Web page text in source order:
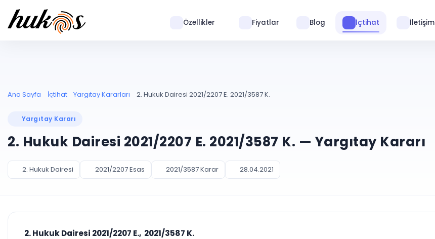
Özellikler Fiyatlar Blog İçtihat İletişim
Ana Sayfa İçtihat Yargıtay Kararları 2. Hukuk Dairesi 2021/2207 E. 2021/3587 K.
Yargıtay Kararı
2. Hukuk Dairesi 2021/2207 E. 2021/3587 K. — Yargıtay Kararı
2. Hukuk Dairesi 2021/2207 Esas 2021/3587 Karar 28.04.2021
2. Hukuk Dairesi 2021/2207 E., 2021/3587 K.